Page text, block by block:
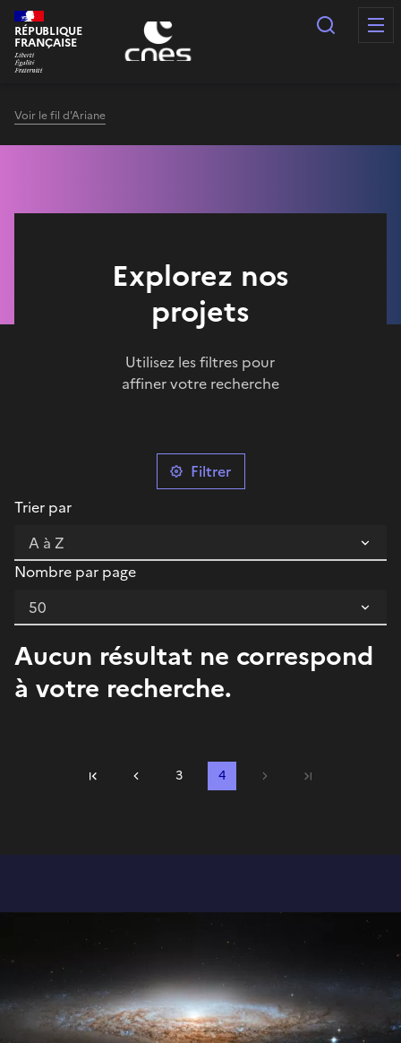
Panneau de gestion des cookies
RÉPUBLIQUE
FRANÇAISE
Voir le fil d'Ariane
Explorez nos
projets
Utilisez les filtres pour
affiner votre recherche
Filtrer
Trier par
Nombre par page
Aucun résultat ne correspond
à votre recherche.
Première pagePrécédent
3 4 SuivantDernière page